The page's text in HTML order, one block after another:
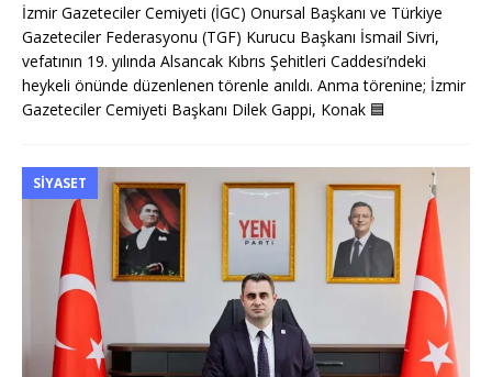
İzmir Gazeteciler Cemiyeti (İGC) Onursal Başkanı ve Türkiye
Gazeteciler Federasyonu (TGF) Kurucu Başkanı İsmail Sivri,
vefatının 19. yılında Alsancak Kıbrıs Şehitleri Caddesi’ndeki
heykeli önünde düzenlenen törenle anıldı. Anma törenine; İzmir
Gazeteciler Cemiyeti Başkanı Dilek Gappi, Konak 🟦
SIYASET